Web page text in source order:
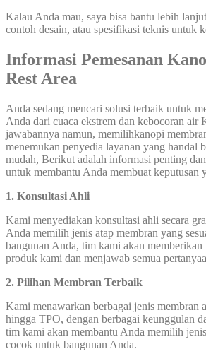
Kalau Anda mau, saya bisa bantu lebih
contoh desain, atau spesifikasi teknis untuk
Informasi Pemesanan
Rest Area
Anda sedang mencari solusi terbaik untuk
Anda dari cuaca ekstrem dan kebocoran air
jawabannya namun, memilihkanopi
menemukan penyedia layanan yang handal
mudah, Berikut adalah informasi penting
untuk membantu Anda membuat keputusan
1. Konsultasi Ahli
Kami menyediakan konsultasi ahli secara
Anda memilih jenis atap membran yang
bangunan Anda, tim kami akan
produk kami dan menjawab semua
2. Pilihan Membran Terbaik
Kami menawarkan berbagai jenis membran
hingga TPO, dengan berbagai keunggulan
tim kami akan membantu Anda memilih
cocok untuk bangunan Anda.